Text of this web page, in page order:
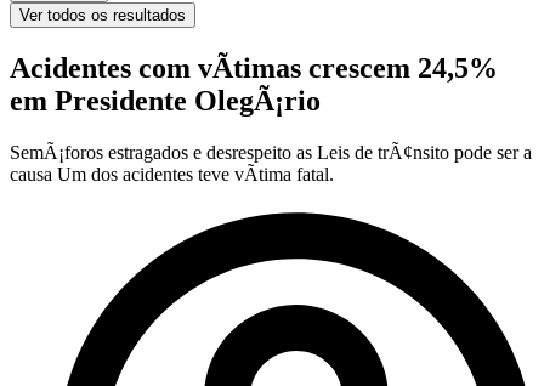
Ver todos os resultados
Acidentes com vÃ­timas crescem 24,5%
em Presidente OlegÃ¡rio
SemÃ¡foros estragados e desrespeito as Leis de trÃ¢nsito pode ser a
causa Um dos acidentes teve vÃ­tima fatal.